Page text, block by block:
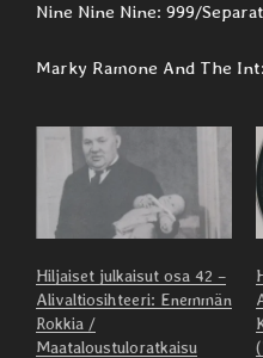
Nine Nine Nine: 999/
Marky Ramone And The
Hiljaiset julkaisut osa 42 –
Alivaltiosihteeri: Enemmän
Rokkia /
Maataloustuloratkaisu